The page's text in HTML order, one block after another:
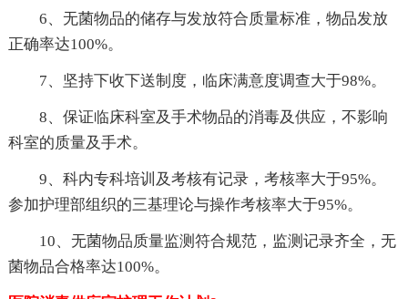
6、无菌物品的储存与发放符合质量标准，物品发放
正确率达100%。
7、坚持下收下送制度，临床满意度调查大于98%。
8、保证临床科室及手术物品的消毒及供应，不影响
科室的质量及手术。
9、科内专科培训及考核有记录，考核率大于95%。
参加护理部组织的三基理论与操作考核率大于95%。
10、无菌物品质量监测符合规范，监测记录齐全，无
菌物品合格率达100%。